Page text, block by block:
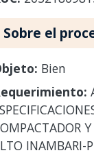
Sobre el
Bien
INAMBARI-